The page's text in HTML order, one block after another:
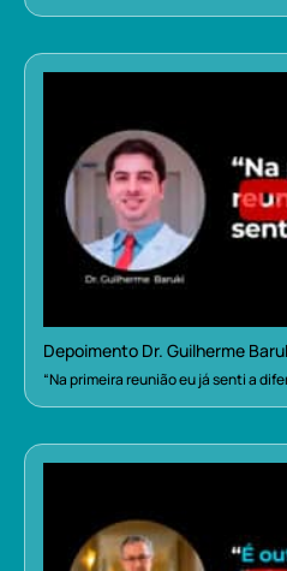
Depoimento Dr. Guilherme
“Na primeira reunião eu já senti a